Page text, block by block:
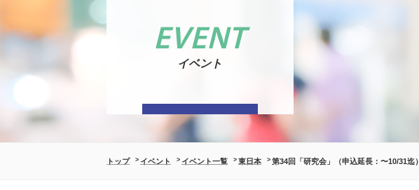
EVENT
イベント
トップ イベント イベント一覧 東日本 第34回「研究会」（申込延長：〜10/31迄）